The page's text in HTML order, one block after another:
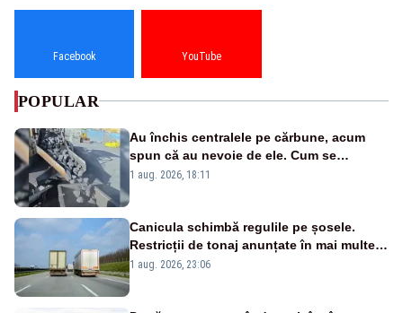
Facebook YouTube
POPULAR
Au închis centralele pe cărbune, acum
spun că au nevoie de ele. Cum se
pasează vina în plină criză energetică
1 aug. 2026, 18:11
Canicula schimbă regulile pe șosele.
Restricții de tonaj anunțate în mai multe
județe
1 aug. 2026, 23:06